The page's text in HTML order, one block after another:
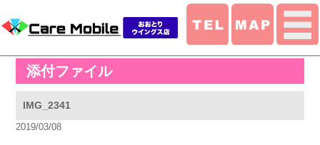
添付ファイル
IMG_2341
2019/03/08